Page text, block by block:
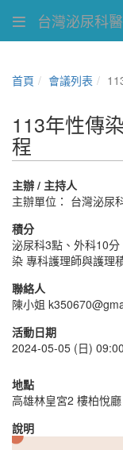
台灣泌尿科
首頁 會議列表
113年性傳
程
主辦 / 主持人
主辦單位： 台灣泌尿
積分
泌尿科3點、外科10
染 專科護理師與護理
聯絡人
陳小姐
活動日期
2024-05-05 (日)
地點
高雄林皇宮2 樓柏悅
說明